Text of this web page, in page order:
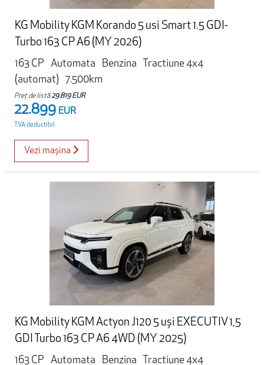
KG Mobility KGM Korando 5 usi Smart 1.5 GDI-
Turbo 163 CP A6 (MY 2026)
163 CP
Automata Benzina
Tractiune 4x4
(automat) 7.500km
Preț de listă29.819 EUR
22.899 EUR
TVA deductibil
Vezi mașina
KG Mobility KGM Actyon J120 5 uși EXECUTIV 1,5
GDI Turbo 163 CP A6 4WD (MY 2025)
163 CP
Automata Benzina Tractiune 4x4